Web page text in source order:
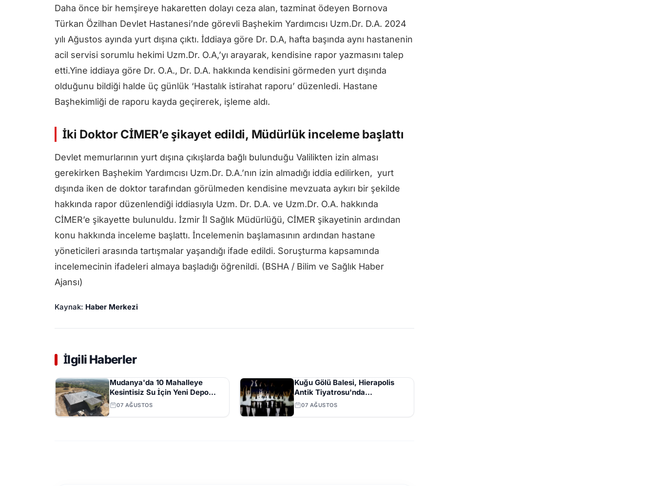
Daha önce bir hemşireye hakaretten dolayı ceza alan, tazminat ödeyen Bornova
Türkan Özilhan Devlet Hastanesi’nde görevli Başhekim Yardımcısı Uzm.Dr. D.A. 2024
yılı Ağustos ayında yurt dışına çıktı. İddiaya göre Dr. D.A, hafta başında aynı hastanenin
acil servisi sorumlu hekimi Uzm.Dr. O.A,’yı arayarak, kendisine rapor yazmasını talep
etti.Yine iddiaya göre Dr. O.A., Dr. D.A. hakkında kendisini görmeden yurt dışında
olduğunu bildiği halde üç günlük ‘Hastalık istirahat raporu’ düzenledi. Hastane
Başhekimliği de raporu kayda geçirerek, işleme aldı.
İki Doktor CİMER’e şikayet edildi, Müdürlük inceleme başlattı
Devlet memurlarının yurt dışına çıkışlarda bağlı bulunduğu Valilikten izin alması
gerekirken Başhekim Yardımcısı Uzm.Dr. D.A.’nın izin almadığı iddia edilirken, yurt
dışında iken de doktor tarafından görülmeden kendisine mevzuata aykırı bir şekilde
hakkında rapor düzenlendiği iddiasıyla Uzm. Dr. D.A. ve Uzm.Dr. O.A. hakkında
CİMER’e şikayette bulunuldu. İzmir İl Sağlık Müdürlüğü, CİMER şikayetinin ardından
konu hakkında inceleme başlattı. İncelemenin başlamasının ardından hastane
yöneticileri arasında tartışmalar yaşandığı ifade edildi. Soruşturma kapsamında
incelemecinin ifadeleri almaya başladığı öğrenildi. (BSHA / Bilim ve Sağlık Haber
Ajansı)
Kaynak: Haber Merkezi
İlgili Haberler
Mudanya'da 10 Mahalleye
Kesintisiz Su İçin Yeni Depo
Projesinde Yüzde 70 İlerleme
07 AĞUSTOS
Kuğu Gölü Balesi, Hierapolis
Antik Tiyatrosu'nda
Sanatseverlerle Buluştu
07 AĞUSTOS